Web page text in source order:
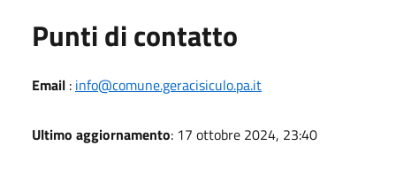
Punti di contatto
Email : info@comune.geracisiculo.pa.it
Ultimo aggiornamento: 17 ottobre 2024, 23:40